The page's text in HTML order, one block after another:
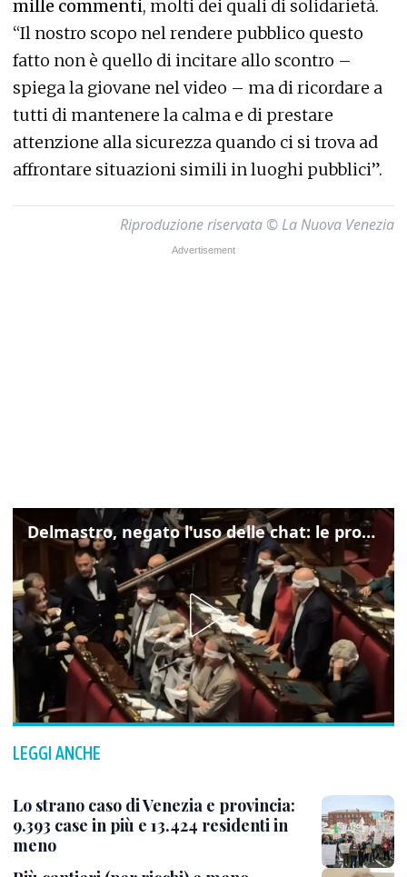
mille commenti, molti dei quali di solidarietà.
“Il nostro scopo nel rendere pubblico questo
fatto non è quello di incitare allo scontro –
spiega la giovane nel video – ma di ricordare a
tutti di mantenere la calma e di prestare
attenzione alla sicurezza quando ci si trova ad
affrontare situazioni simili in luoghi pubblici”.
Riproduzione riservata © La Nuova Venezia
Delmastro, negato l'uso delle chat: le proteste di Avs e M5s
LEGGI ANCHE
Lo strano caso di Venezia e provincia:
9.393 case in più e 13.424 residenti in
meno